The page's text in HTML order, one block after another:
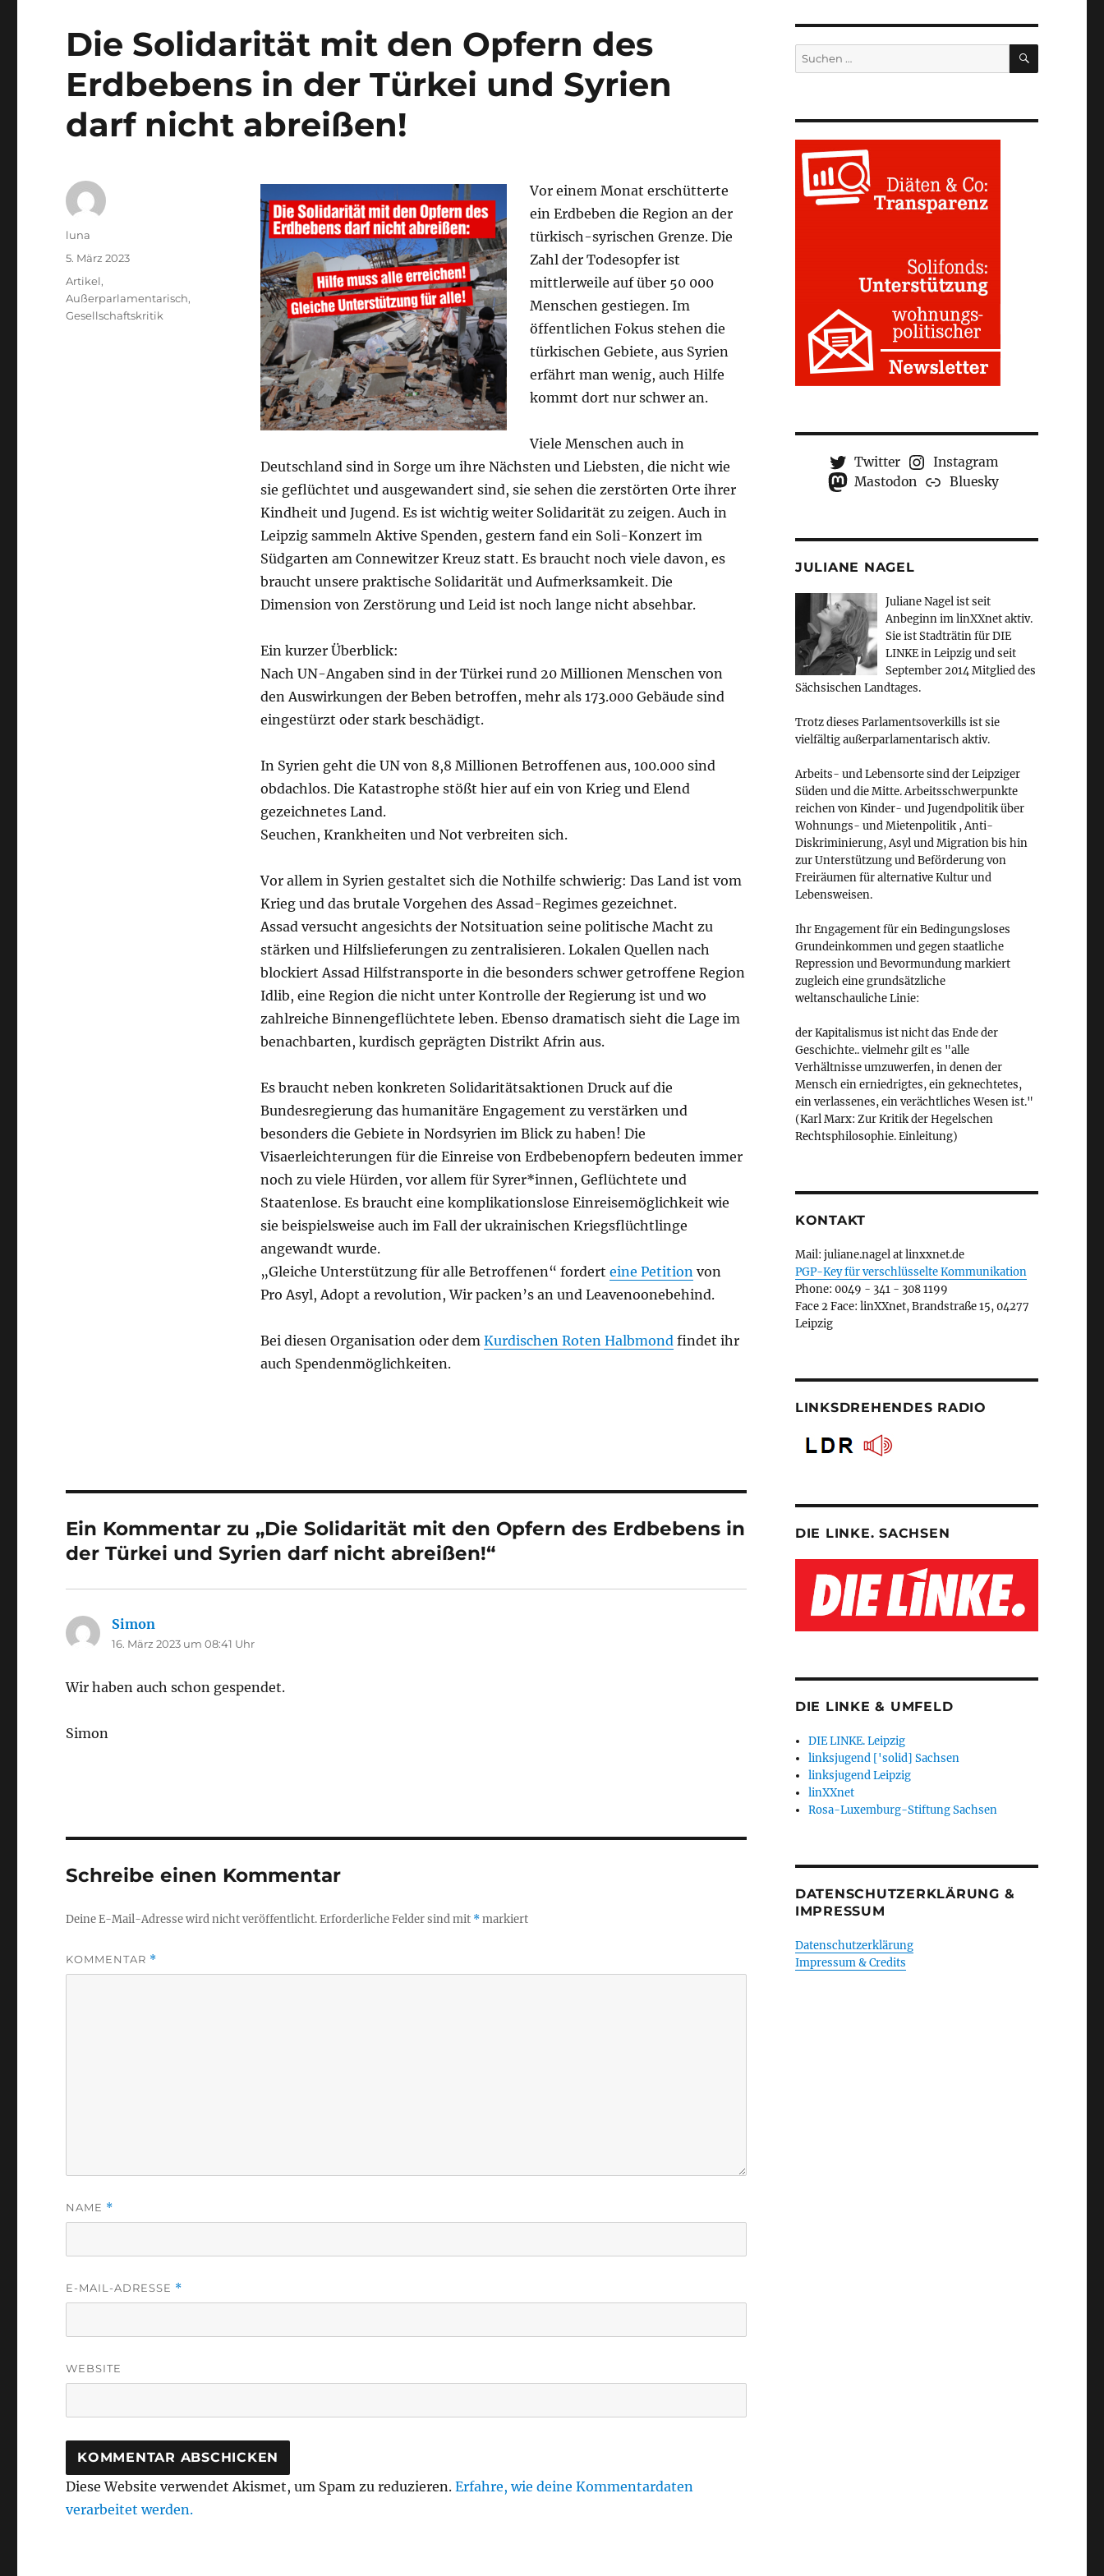
Die Solidarität mit den Opfern des
Erdbebens in der Türkei und Syrien
darf nicht abreißen!
Vor einem Monat erschütterte
ein Erdbeben die Region an der
türkisch-syrischen Grenze. Die
Zahl der Todesopfer ist
mittlerweile auf über 50 000
Menschen gestiegen. Im
öffentlichen Fokus stehen die
türkischen Gebiete, aus Syrien
erfährt man wenig, auch Hilfe
kommt dort nur schwer an.
Viele Menschen auch in
Deutschland sind in Sorge um ihre Nächsten und Liebsten, die nicht wie
sie geflüchtet und ausgewandert sind, sie sehen die zerstörten Orte ihrer
Kindheit und Jugend. Es ist wichtig weiter Solidarität zu zeigen. Auch in
Leipzig sammeln Aktive Spenden, gestern fand ein Soli-Konzert im
Südgarten am Connewitzer Kreuz statt. Es braucht noch viele davon, es
braucht unsere praktische Solidarität und Aufmerksamkeit. Die
Dimension von Zerstörung und Leid ist noch lange nicht absehbar.
Ein kurzer Überblick:
Nach UN-Angaben sind in der Türkei rund 20 Millionen Menschen von
den Auswirkungen der Beben betroffen, mehr als 173.000 Gebäude sind
eingestürzt oder stark beschädigt.
In Syrien geht die UN von 8,8 Millionen Betroffenen aus, 100.000 sind
obdachlos. Die Katastrophe stößt hier auf ein von Krieg und Elend
gezeichnetes Land.
Seuchen, Krankheiten und Not verbreiten sich.
Vor allem in Syrien gestaltet sich die Nothilfe schwierig: Das Land ist vom
Krieg und das brutale Vorgehen des Assad-Regimes gezeichnet.
Assad versucht angesichts der Notsituation seine politische Macht zu
stärken und Hilfslieferungen zu zentralisieren. Lokalen Quellen nach
blockiert Assad Hilfstransporte in die besonders schwer getroffene Region
Idlib, eine Region die nicht unter Kontrolle der Regierung ist und wo
zahlreiche Binnengeflüchtete leben. Ebenso dramatisch sieht die Lage im
benachbarten, kurdisch geprägten Distrikt Afrin aus.
Es braucht neben konkreten Solidaritätsaktionen Druck auf die
Bundesregierung das humanitäre Engagement zu verstärken und
besonders die Gebiete in Nordsyrien im Blick zu haben! Die
Visaerleichterungen für die Einreise von Erdbebenopfern bedeuten immer
noch zu viele Hürden, vor allem für Syrer*innen, Geflüchtete und
Staatenlose. Es braucht eine komplikationslose Einreisemöglichkeit wie
sie beispielsweise auch im Fall der ukrainischen Kriegsflüchtlinge
angewandt wurde.
„Gleiche Unterstützung für alle Betroffenen“ fordert eine Petition von
Pro Asyl, Adopt a revolution, Wir packen’s an und Leavenoonebehind.
Bei diesen Organisation oder dem Kurdischen Roten Halbmond findet ihr
auch Spendenmöglichkeiten.
Autor
luna
Veröffentlicht
am
5. März 2023
Kategorien
Artikel,
Außerparlamentarisch,
Gesellschaftskritik
Ein Kommentar zu „Die Solidarität mit den Opfern des Erdbebens in
der Türkei und Syrien darf nicht abreißen!“
Simon
16. März 2023 um 08:41 Uhr
Wir haben auch schon gespendet.
Simon
Schreibe einen Kommentar
Deine E-Mail-Adresse wird nicht veröffentlicht.Erforderliche Felder sind mit *markiert
KOMMENTAR *
NAME *
E-MAIL-ADRESSE *
WEBSITE
Diese Website verwendet Akismet, um Spam zu reduzieren.Erfahre, wie deine Kommentardaten
verarbeitet werden.
Suchen
nach:
SUCHEN
Twitter
Instagram
Mastodon
Bluesky
JULIANE NAGEL
Juliane Nagel ist seit
Anbeginnim linXXnet aktiv.
Sie ist Stadträtin für DIE
LINKE in Leipzig und seit
September 2014 Mitglied des
Sächsischen Landtages.
Trotz dieses Parlamentsoverkills ist sie
vielfältig außerparlamentarisch aktiv.
Arbeits- und Lebensorte sind der Leipziger
Süden und die Mitte. Arbeitsschwerpunkte
reichen von Kinder- und Jugendpolitik über
Wohnungs- und Mietenpolitik , Anti-
Diskriminierung, Asyl und Migration bis hin
zur Unterstützung und Beförderung von
Freiräumen für alternative Kultur und
Lebensweisen.
Ihr Engagement für ein Bedingungsloses
Grundeinkommen und gegen staatliche
Repression und Bevormundung markiert
zugleich eine grundsätzliche
weltanschauliche Linie:
der Kapitalismus ist nicht das Ende der
Geschichte.. vielmehr gilt es "alle
Verhältnisse umzuwerfen, in denen der
Mensch ein erniedrigtes, ein geknechtetes,
ein verlassenes, ein verächtliches Wesen ist."
(Karl Marx: Zur Kritik der Hegelschen
Rechtsphilosophie. Einleitung)
KONTAKT
Mail: juliane.nagel at linxxnet.de
PGP-Key für verschlüsselte Kommunikation
Phone: 0049 - 341 - 308 1199
Face 2 Face: linXXnet, Brandstraße 15, 04277
Leipzig
LINKSDREHENDES RADIO
DIE LINKE. SACHSEN
DIE LINKE & UMFELD
DIE LINKE. Leipzig
linksjugend ['solid] Sachsen
linksjugend Leipzig
linXXnet
Rosa-Luxemburg-Stiftung Sachsen
DATENSCHUTZERKLÄRUNG &
IMPRESSUM
Datenschutzerklärung
Impressum & Credits